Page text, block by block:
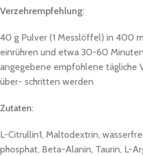
Verzehrempfehlung:
40 g Pulver (1 Messlöffel) in 400
einrühren und etwa 30-60
angegebene empfohlene tägliche
über- schritten werden
Zutaten:
L-Citrullin1, Maltodextrin,
phosphat, Beta-Alanin, Taurin, L-